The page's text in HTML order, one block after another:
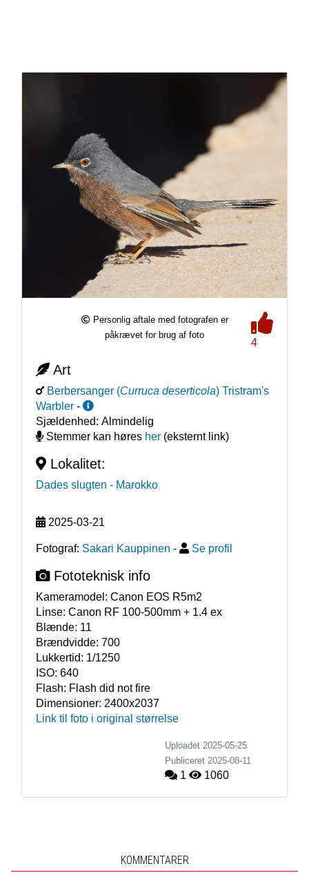
Personlig aftale med fotografen er
påkrævet for brug af foto
4
Art
Berbersanger (Curruca deserticola) Tristram's
Warbler -
Sjældenhed: Almindelig
Stemmer kan høres her(eksternt link)
Lokalitet:
Dades slugten - Marokko
2025-03-21
Fotograf: Sakari Kauppinen - Se profil
Fototeknisk info
Kameramodel: Canon EOS R5m2
Linse: Canon RF 100-500mm + 1.4 ex
Blænde: 11
Brændvidde: 700
Lukkertid: 1/1250
ISO: 640
Flash: Flash did not fire
Dimensioner: 2400x2037
Link til foto i original størrelse
Uploadet 2025-05-25
Publiceret 2025-08-11
1 1060
KOMMENTARER